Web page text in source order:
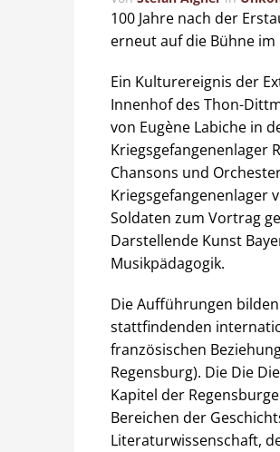
100 Jahre nach der
erneut auf die Bühne
Ein Kulturereignis der
Innenhof des Thon-
von Eugène Labiche in
Kriegsgefangenenlager
Chansons und
Kriegsgefangenenlager
Soldaten zum Vortrag
Darstellende Kunst
Musikpädagogik.
Die Aufführungen
stattfindenden
französischen
Regensburg). Die Die
Kapitel der
Bereichen der
Literaturwissenschaft,